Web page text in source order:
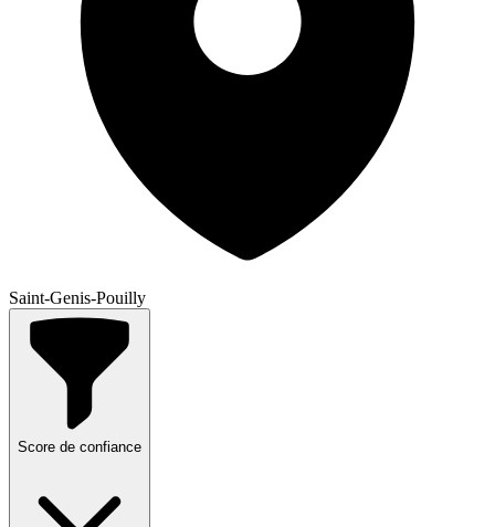
Saint-Genis-Pouilly
Score de confiance